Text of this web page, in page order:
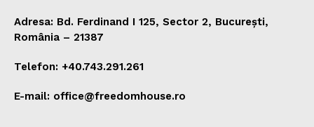
Adresa: Bd. Ferdinand I 125, Sector 2, București,
România – 21387
Telefon: +40.743.291.261
E-mail: office@freedomhouse.ro